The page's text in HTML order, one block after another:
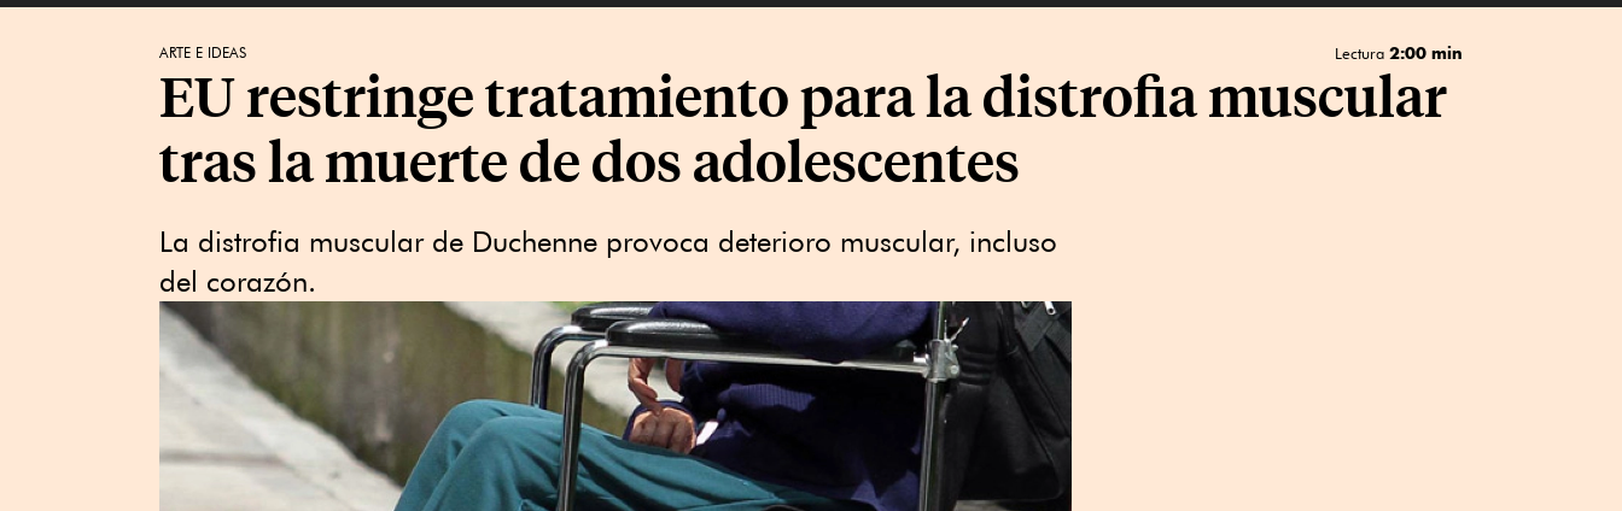
ARTE E IDEAS Lectura 2:00 min
EU restringe tratamiento para la distrofia muscular
tras la muerte de dos adolescentes
La distrofia muscular de Duchenne provoca deterioro muscular, incluso
del corazón.